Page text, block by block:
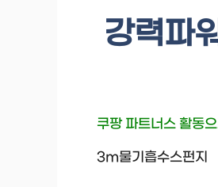
강력파
쿠팡 파트너스 활동
3m물기흡수스펀지